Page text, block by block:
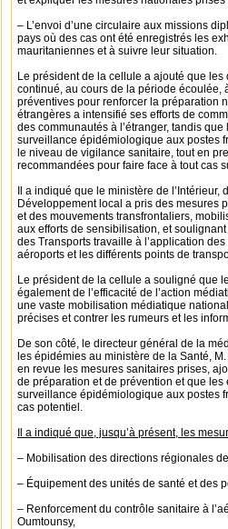
– L’envoi d’une circulaire aux missions
pays où des cas ont été enregistrés les
mauritaniennes et à suivre leur situation.
Le président de la cellule a ajouté que
continué, au cours de la période écoulée,
préventives pour renforcer la préparation
étrangères a intensifié ses efforts de
des communautés à l’étranger, tandis
surveillance épidémiologique aux postes
le niveau de vigilance sanitaire, tout en
recommandées pour faire face à tout cas
Il a indiqué que le ministère de
Développement local a pris des mesures
et des mouvements transfrontaliers,
aux efforts de sensibilisation, et
des Transports travaille à l’application
aéroports et les différents points de
Le président de la cellule a souligné que
également de l’efficacité de l’action
une vaste mobilisation médiatique
précises et contrer les rumeurs et les
De son côté, le directeur général de la
les épidémies au ministère de la Santé,
en revue les mesures sanitaires prises,
de préparation et de prévention et que les
surveillance épidémiologique aux postes
cas potentiel.
Il a indiqué que, jusqu’à présent, les
– Mobilisation des directions régionales
– Équipement des unités de santé et des
– Renforcement du contrôle sanitaire à
Oumtounsy,